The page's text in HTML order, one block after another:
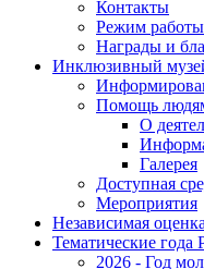
Контакты
Режим работы
Награды и
Инклюзивный
Помощь людям
О
Галерея
Доступная
Мероприятия
Независимая
Тематические года
2026 - Год